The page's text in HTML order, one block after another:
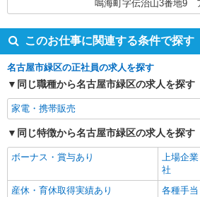
給し、相当時間を超える
り追加で支給します。
験・能力による 【試用期間】月給 206311 円 〜
316000 円
鳴海町字伝治山3番地9
このお仕事に関連する条件で探す
名古屋市緑区の正社員の求人を探す
同じ職種から名古屋市緑区の求人を探す
家電・携帯販売
同じ特徴から名古屋市緑区の求人を探す
ボーナス・賞与あり
上場企
社
産休・育休取得実績あり
各種手